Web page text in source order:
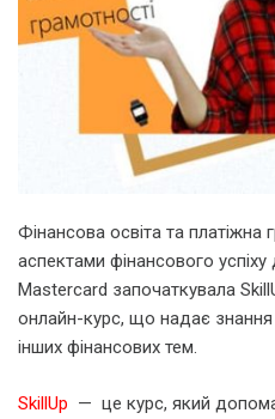
Фінансова освіта та платіжна
аспектами фінансового
Mastercard започаткувала
онлайн-курс, що надає знання
інших фінансових тем.
SkillUp — це курс, який